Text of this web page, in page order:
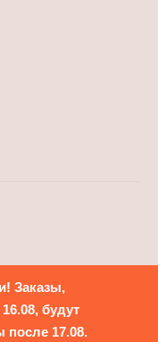
Заказы,
будут
после 17.08.